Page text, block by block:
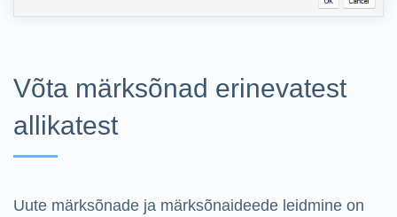
Võta märksõnad erinevatest
allikatest
Uute märksõnade ja märksõnaideede leidmine on